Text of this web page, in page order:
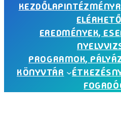
KEZDŐLAP
EREDMÉNYEK,
PROGRAMOK,
KÖNYVTÁR
ÉTKEZÉS